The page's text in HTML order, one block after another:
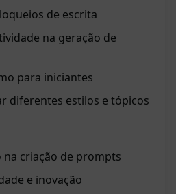
de escrita
na geração de
para iniciantes
diferentes estilos e tópicos
na criação de prompts
e inovação